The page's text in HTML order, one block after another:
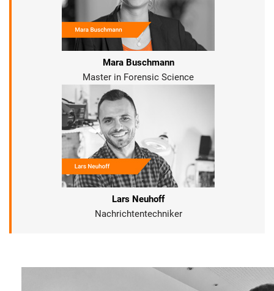
Mara Buschmann
Master in Forensic Science
Lars Neuhoff
Nachrichtentechniker